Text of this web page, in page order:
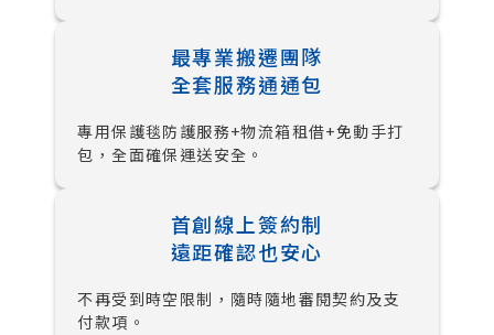
最專業搬遷團隊
全套服務通通包
專用保護毯防護服務+物流箱租借+免動手打
包，全面確保運送安全。
首創線上簽約制
遠距確認也安心
不再受到時空限制，隨時隨地審閱契約及支
付款項。